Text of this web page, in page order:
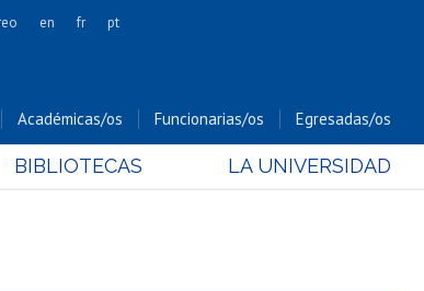
Forestales y Conservación
Cs. Sociales
en fr pt
Académicas/os Funcionarias/os Egresadas/os
BIBLIOTECAS LA UNIVERSIDAD